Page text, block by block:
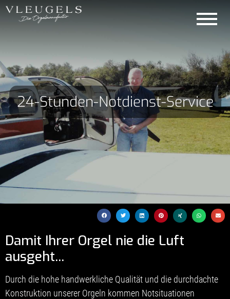
24-Stunden-Notdienst-Service
Damit Ihrer Orgel nie die Luft
ausgeht...
Durch die hohe handwerkliche Qualität und die durchdachte
Konstruktion unserer Orgeln kommen Notsituationen